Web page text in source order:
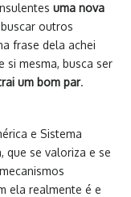
uma nova
outros
frase dela achei
si mesma, busca ser
um bom par.
e Sistema
que se valoriza e se
ela realmente é e